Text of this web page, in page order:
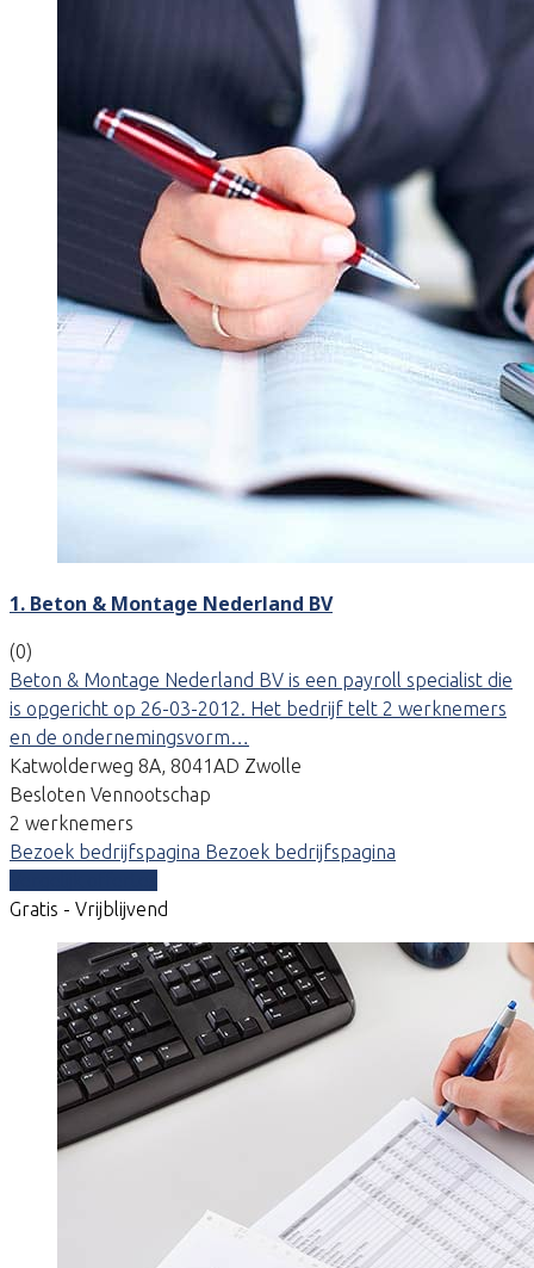
1. Beton & Montage Nederland BV
(0)
Beton & Montage Nederland BV is een payroll specialist die
is opgericht op 26-03-2012. Het bedrijf telt 2 werknemers
en de ondernemingsvorm…
Katwolderweg 8A, 8041AD Zwolle
Besloten Vennootschap
2 werknemers
Bezoek bedrijfspagina Bezoek bedrijfspagina
Gratis - Vrijblijvend